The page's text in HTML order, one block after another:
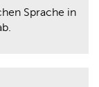
Sprache in